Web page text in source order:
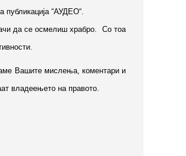
публикација “АУДЕО“.
да се осмелиш храб­­ро. Со тоа
Вашите мислења, коментари и
вла­­деењето на правото.